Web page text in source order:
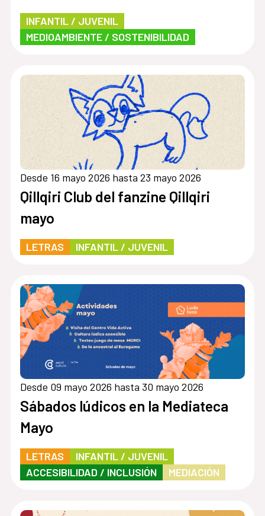
INFANTIL / JUVENIL
MEDIOAMBIENTE / SOSTENIBILIDAD
Desde 16 mayo 2026 hasta 23 mayo 2026
Qillqiri Club del fanzine Qillqiri
mayo
LETRAS INFANTIL / JUVENIL
Desde 09 mayo 2026 hasta 30 mayo 2026
Sábados lúdicos en la Mediateca
Mayo
LETRAS
INFANTIL / JUVENIL
ACCESIBILIDAD / INCLUSIÓN
MEDIACIÓN